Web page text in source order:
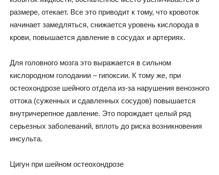
размере, отекает. Все это приводит к тому, что кровоток
начинает замедляться, снижается уровень кислорода в
крови, повышается давление в сосудах и артериях.
Для головного мозга это выражается в сильном
кислородном голодании – гипоксии. К тому же, при
остеохондрозе шейного отдела из-за нарушения венозного
оттока (суженных и сдавленных сосудов) повышается
внутричерепное давление. Это порождает целый ряд
серьезных заболеваний, вплоть до риска возникновения
инсульта.
Цигун при шейном остеохондрозе